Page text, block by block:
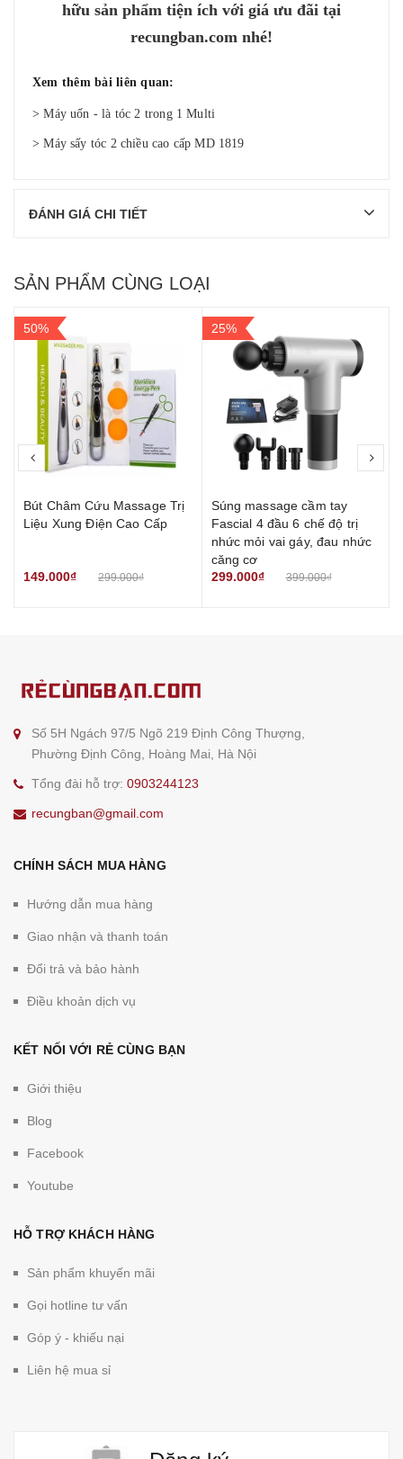
hữu sản phẩm tiện ích với giá ưu đãi tại
recungban.com nhé!
Xem thêm bài liên quan:
>Máy uốn - là tóc 2 trong 1 Multi
>Máy sấy tóc 2 chiều cao cấp MD 1819
ĐÁNH GIÁ CHI TIẾT
SẢN PHẨM CÙNG LOẠI
50%
Bút Châm Cứu Massage Trị
Liệu Xung Điện Cao Cấp
149.000₫ 299.000₫
25%
Súng massage cầm tay
Fascial 4 đầu 6 chế độ trị
nhức mỏi vai gáy, đau nhức
căng cơ
299.000₫
399.000₫
prev
Số 5H Ngách 97/5 Ngõ 219 Định Công Thượng,
Phường Định Công, Hoàng Mai, Hà Nội
Tổng đài hỗ trợ: 0903244123
recungban@gmail.com
CHÍNH SÁCH MUA HÀNG
Hướng dẫn mua hàng
Giao nhận và thanh toán
Đổi trả và bảo hành
Điều khoản dịch vụ
KẾT NỐI VỚI RẺ CÙNG BẠN
Giới thiệu
Blog
Facebook
Youtube
HỖ TRỢ KHÁCH HÀNG
Sản phẩm khuyến mãi
Gọi hotline tư vấn
Góp ý - khiếu nại
Liên hệ mua sỉ